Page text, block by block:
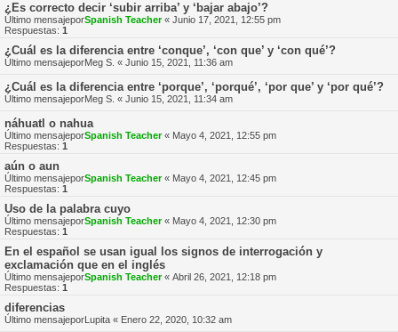
¿Es correcto decir ‘subir arriba’ y ‘bajar abajo’?
Último mensajeporSpanish Teacher« Junio 17, 2021, 12:55 pm
Respuestas: 1
¿Cuál es la diferencia entre ‘conque’, ‘con que’ y ‘con qué’?
Último mensajeporMeg S. « Junio 15, 2021, 11:36 am
¿Cuál es la diferencia entre ‘porque’, ‘porqué’, ‘por que’ y ‘por qué’?
Último mensajeporMeg S. « Junio 15, 2021, 11:34 am
náhuatl o nahua
Último mensajeporSpanish Teacher« Mayo 4, 2021, 12:55 pm
Respuestas: 1
aún o aun
Último mensajeporSpanish Teacher« Mayo 4, 2021, 12:45 pm
Respuestas: 1
Uso de la palabra cuyo
Último mensajeporSpanish Teacher« Mayo 4, 2021, 12:30 pm
Respuestas: 1
En el español se usan igual los signos de interrogación y
exclamación que en el inglés
Último mensajeporSpanish Teacher« Abril 26, 2021, 12:18 pm
Respuestas: 1
diferencias
Último mensajeporLupita « Enero 22, 2020, 10:32 am